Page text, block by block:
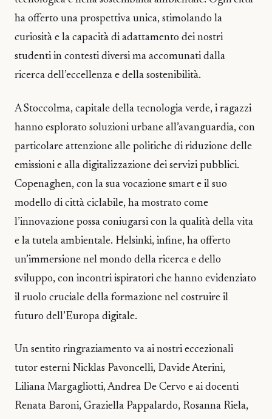
ha offerto una prospettiva unica, stimolando la
curiosità e la capacità di adattamento dei nostri
studenti in contesti diversi ma accomunati dalla
ricerca dell’eccellenza e della sostenibilità.
A Stoccolma, capitale della tecnologia verde, i ragazzi
hanno esplorato soluzioni urbane all’avanguardia, con
particolare attenzione alle politiche di riduzione delle
emissioni e alla digitalizzazione dei servizi pubblici.
Copenaghen, con la sua vocazione smart e il suo
modello di città ciclabile, ha mostrato come
l’innovazione possa coniugarsi con la qualità della vita
e la tutela ambientale. Helsinki, infine, ha offerto
un’immersione nel mondo della ricerca e dello
sviluppo, con incontri ispiratori che hanno evidenziato
il ruolo cruciale della formazione nel costruire il
futuro dell’Europa digitale.
Un sentito ringraziamento va ai nostri eccezionali
tutor esterni Nicklas Pavoncelli, Davide Aterini,
Liliana Margagliotti, Andrea De Cervo e ai docenti
Renata Baroni, Graziella Pappalardo, Rosanna Riela,